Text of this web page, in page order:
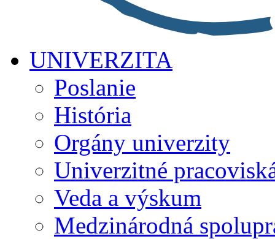
UNIVERZITA
Poslanie
História
Orgány univerzity
Univerzitné
Veda a výskum
Medzinárodná